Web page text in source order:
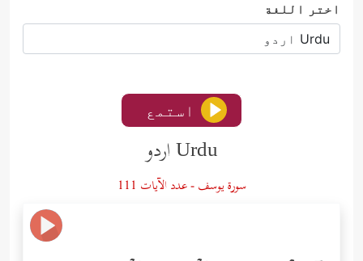
اختر اللغة
استمع
Urdu اردو
سورة یوسف - عدد الآيات 111